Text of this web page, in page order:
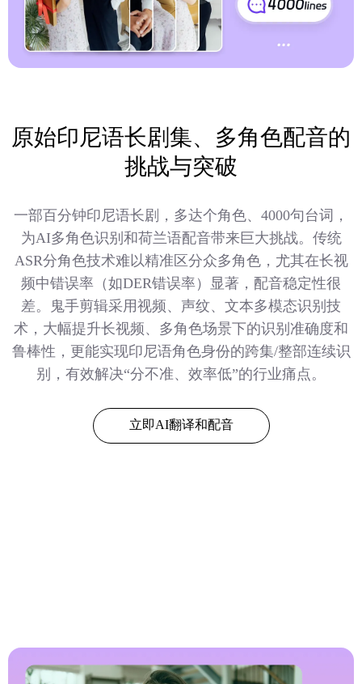
原始印尼语长剧集、多角色配音的
挑战与突破
一部百分钟印尼语长剧，多达个角色、4000句台词，
为AI多角色识别和荷兰语配音带来巨大挑战。传统
ASR分角色技术难以精准区分众多角色，尤其在长视
频中错误率（如DER错误率）显著，配音稳定性很
差。鬼手剪辑采用视频、声纹、文本多模态识别技
术，大幅提升长视频、多角色场景下的识别准确度和
鲁棒性，更能实现印尼语角色身份的跨集/整部连续识
别，有效解决“分不准、效率低”的行业痛点。
立即AI翻译和配音